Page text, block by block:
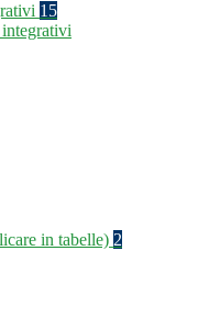
15
in tabelle) 2